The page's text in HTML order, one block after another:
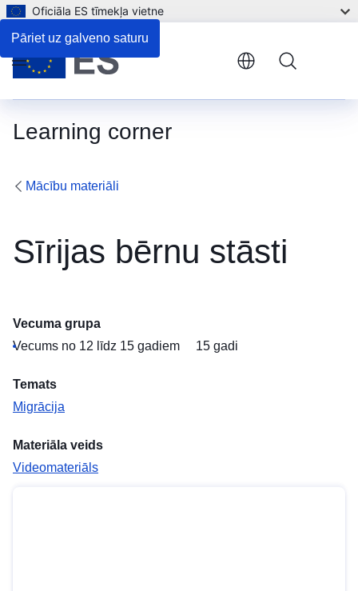
Pāriet uz galveno saturu
Oficiāla ES tīmekļa vietne
Learning corner
Menu
Mācību materiāli
Sīrijas bērnu stāsti
Vecuma grupa
Vecums no 12 līdz 15 gadiem
15 gadi
Temats
Migrācija
Materiāla veids
Videomateriāls